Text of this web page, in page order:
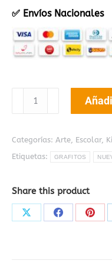
✅ Envíos Nacionales
128
Piezas
Categorías: Arte Escolar,
Etiquetas:
GRAFITOS
Share this product
Share Share